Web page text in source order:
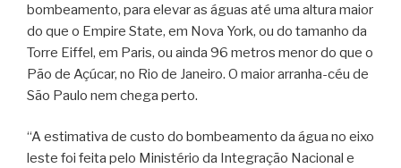
bombeamento, para elevar as águas até uma altura maior
do que o Empire State, em Nova York, ou do tamanho da
Torre Eiffel, em Paris, ou ainda 96 metros menor do que o
Pão de Açúcar, no Rio de Janeiro. O maior arranha-céu de
São Paulo nem chega perto.
“A estimativa de custo do bombeamento da água no eixo
leste foi feita pelo Ministério da Integração Nacional e